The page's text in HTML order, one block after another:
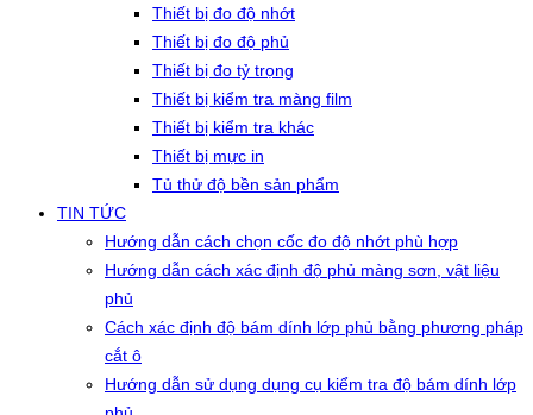
Thiết bị đo độ nhớt
Thiết bị đo độ phủ
Thiết bị đo tỷ trọng
Thiết bị kiểm tra màng film
Thiết bị kiểm tra khác
Thiết bị mực in
Tủ thử độ bền sản phẩm
TIN TỨC
Hướng dẫn cách chọn cốc đo độ nhớt phù hợp
Hướng dẫn cách xác định độ phủ màng sơn, vật liệu
phủ
Cách xác định độ bám dính lớp phủ bằng phương pháp
cắt ô
Hướng dẫn sử dụng dụng cụ kiểm tra độ bám dính lớp